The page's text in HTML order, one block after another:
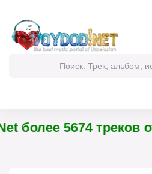
более 5674 треков